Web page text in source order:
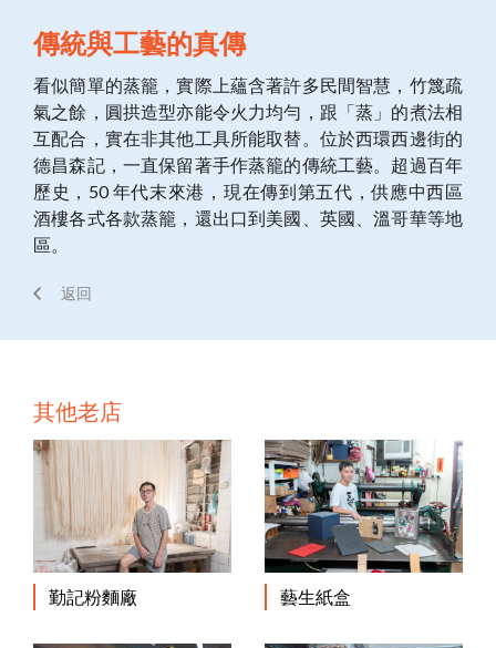
傳統與工藝的真傳
看似簡單的蒸籠，實際上蘊含著許多民間智慧，竹篾疏
氣之餘，圓拱造型亦能令火力均勻，跟「蒸」的煮法相
互配合，實在非其他工具所能取替。位於西環西邊街的
德昌森記，一直保留著手作蒸籠的傳統工藝。超過百年
歷史，50 年代末來港，現在傳到第五代，供應中西區
酒樓各式各款蒸籠，還出口到美國、英國、溫哥華等地
區。
返回
其他老店
勤記粉麵廠 藝生紙盒